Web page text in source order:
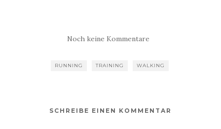
Noch keine Kommentare
RUNNING TRAINING WALKING
SCHREIBE EINEN KOMMENTAR